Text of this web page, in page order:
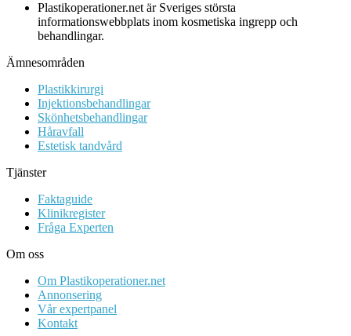
Plastikoperationer.net är Sveriges största
informationswebbplats inom kosmetiska ingrepp och
behandlingar.
Ämnesområden
Plastikkirurgi
Injektionsbehandlingar
Skönhetsbehandlingar
Håravfall
Estetisk tandvård
Tjänster
Faktaguide
Klinikregister
Fråga Experten
Om oss
Om Plastikoperationer.net
Annonsering
Vår expertpanel
Kontakt